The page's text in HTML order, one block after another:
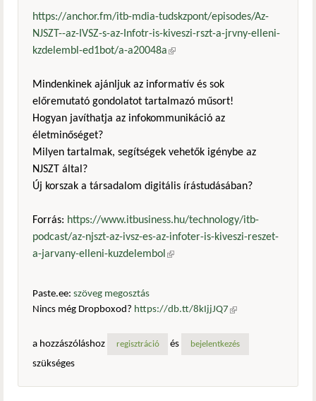
https://anchor.fm/itb-mdia-tudskzpont/episodes/Az-
NJSZT--az-IVSZ-s-az-Infotr-is-kiveszi-rszt-a-jrvny-elleni-
kzdelembl-ed1bot/a-a20048a(külső hivatkozás)
Mindenkinek ajánljuk az informatív és sok
előremutató gondolatot tartalmazó műsort!
Hogyan javíthatja az infokommunikáció az
életminőséget?
Milyen tartalmak, segítségek vehetők igénybe az
NJSZT által?
Új korszak a társadalom digitális írástudásában?
Forrás: https://www.itbusiness.hu/technology/itb-
podcast/az-njszt-az-ivsz-es-az-infoter-is-kiveszi-reszet-
a-jarvany-elleni-kuzdelembol(külső hivatkozás)
Paste.ee: szöveg megosztás
Nincs még Dropboxod? https://db.tt/8kIjjJQ7 (külső
a hozzászóláshoz
regisztráció és bejelentkezés
szükséges